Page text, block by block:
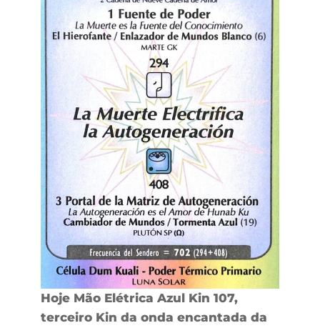
Hoje Mão Elétrica Azul Kin 107,
terceiro Kin da onda encantada da